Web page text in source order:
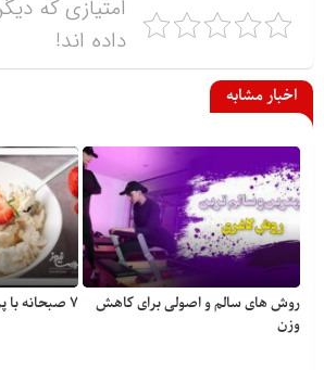
امتیازی که
داده اند!
اخبار مشابه
روش های سالم و اصولی برای کاهش
وزن
۷ صبحانه با پروتئین بیشتر از تخم‌مرغ